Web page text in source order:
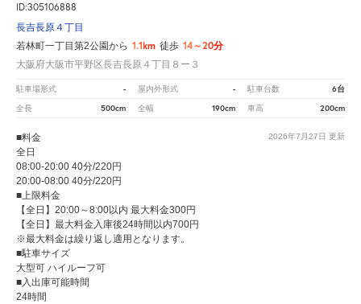
ID:305106888
長吉長原４丁目
若林町一丁目第2公園から 1.1km 徒歩 14～20分
大阪府大阪市平野区長吉長原４丁目８ー３
駐車場形式 - 屋内外形式 - 駐車台数 6台
全長 500cm 全幅 190cm 車高 200cm
2026年7月27日 更新
■料金
全日
08:00-20:00 40分/220円
20:00-08:00 40分/220円
■上限料金
【全日】20:00～8:00以内 最大料金300円
【全日】最大料金入庫後24時間以内700円
※最大料金は繰り返し適用となります。
■駐車サイズ
大型可 ハイルーフ可
■入出庫可能時間
24時間